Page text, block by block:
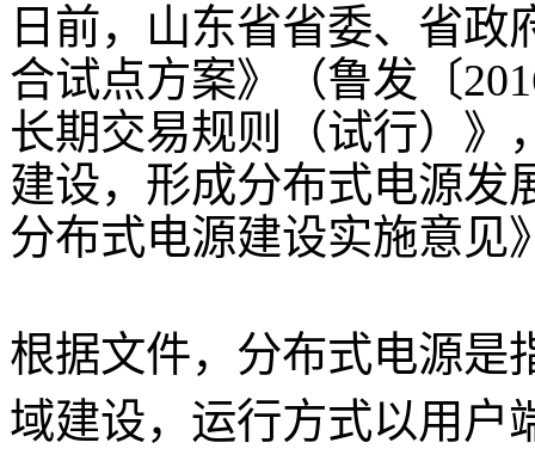
日前，山东省省委、省
合试点方案》（鲁发〔
长期交易规则（试行）》
建设，形成分布式电源发
分布式电源建设实施意见
根据文件，分布式电源是
域建设，运行方式以用户